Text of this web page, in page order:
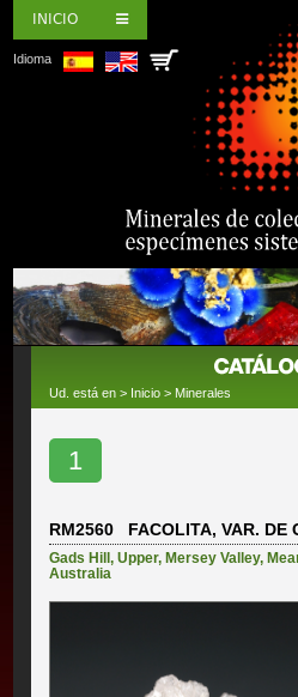
INICIO
Idioma
Ud. está en > Inicio > Minerales
1
RM2560 FACOLITA, VAR. DE
Gads Hill,Upper,Mersey Valley,
Australia